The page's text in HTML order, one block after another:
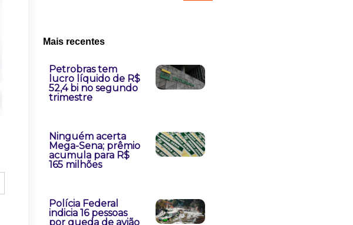
Mais recentes
Petrobras tem
lucro líquido de R$
52,4 bi no segundo
trimestre
Ninguém acerta
Mega-Sena; prêmio
acumula para R$
165 milhões
Polícia Federal
indicia 16 pessoas
por queda de avião